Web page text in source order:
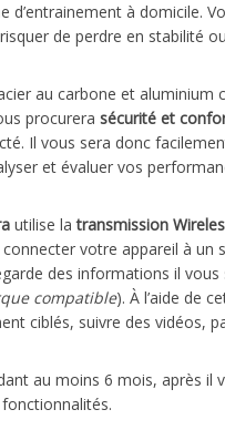
d’entrainement à domicile.
de perdre en stabilité
au carbone et aluminium
procurera sécurité et
Il vous sera donc
et évaluer vos
utilise la transmission
connecter votre appareil à
des informations il
compatible). À l’aide de
ciblés, suivre des vidéos,
au moins 6 mois, après il